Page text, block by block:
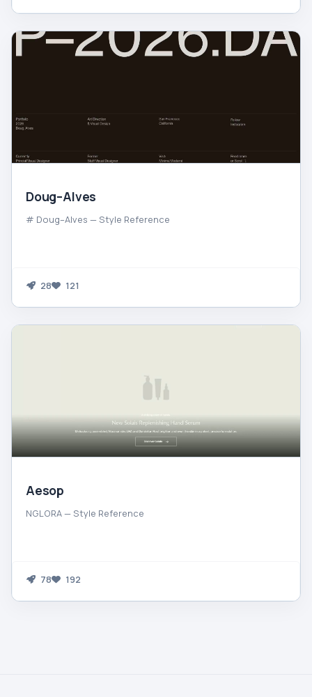
Doug–Alves
# Doug–Alves — Style Reference
28 121
Aesop
NGLORA — Style Reference
78 192